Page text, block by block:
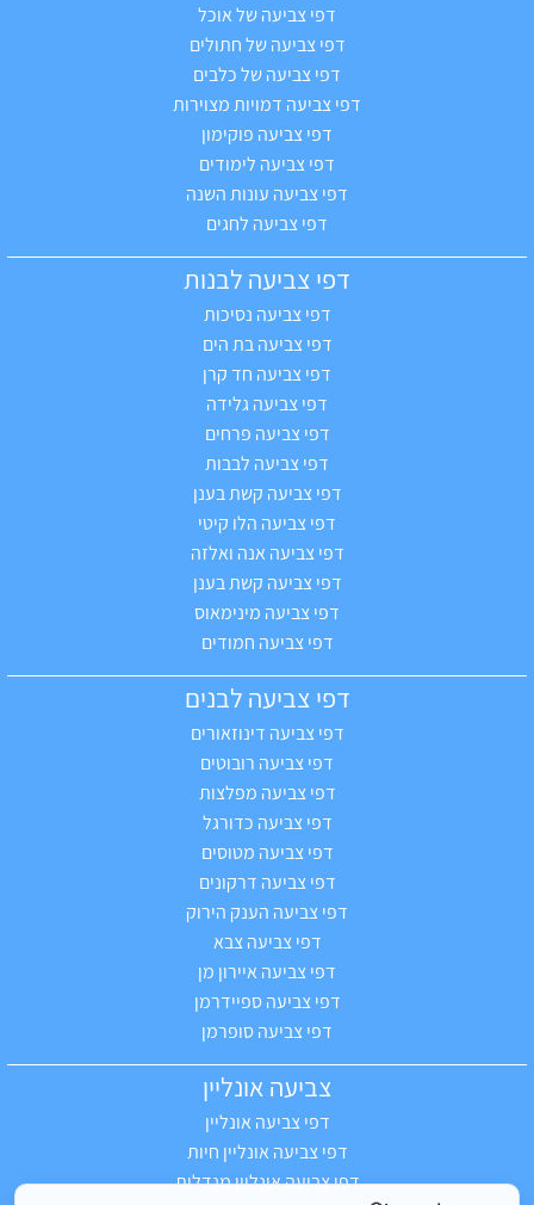
דפי צביעה של אוכל
דפי צביעה של חתולים
דפי צביעה של כלבים
דפי צביעה דמויות מצוירות
דפי צביעה פוקימון
דפי צביעה לימודים
דפי צביעה עונות השנה
דפי צביעה לחגים
דפי צביעה לבנות
דפי צביעה נסיכות
דפי צביעה בת הים
דפי צביעה חד קרן
דפי צביעה גלידה
דפי צביעה פרחים
דפי צביעה לבבות
דפי צביעה קשת בענן
דפי צביעה הלו קיטי
דפי צביעה אנה ואלזה
דפי צביעה קשת בענן
דפי צביעה מינימאוס
דפי צביעה חמודים
דפי צביעה לבנים
דפי צביעה דינוזאורים
דפי צביעה רובוטים
דפי צביעה מפלצות
דפי צביעה כדורגל
דפי צביעה מטוסים
דפי צביעה דרקונים
דפי צביעה הענק הירוק
דפי צביעה צבא
דפי צביעה איירון מן
דפי צביעה ספיידרמן
דפי צביעה סופרמן
צביעה אונליין
דפי צביעה אונליין
דפי צביעה אונליין חיות
דפי צביעה אונליין מנדלות